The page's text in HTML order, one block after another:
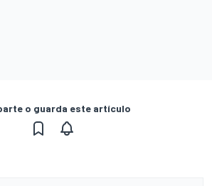
o guarda este artículo